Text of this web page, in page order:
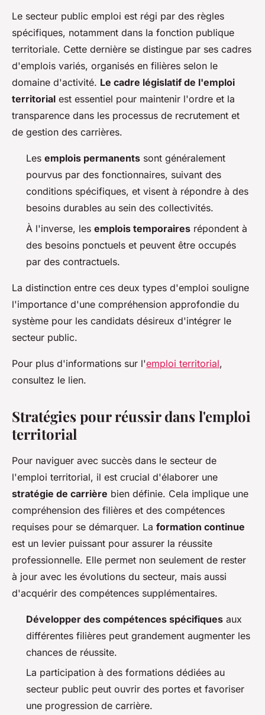
Le secteur public emploi est régi par des règles
spécifiques, notamment dans la fonction publique
territoriale. Cette dernière se distingue par ses cadres
d'emplois variés, organisés en filières selon le
domaine d'activité. Le cadre législatif de l'emploi
territorial est essentiel pour maintenir l'ordre et la
transparence dans les processus de recrutement et
de gestion des carrières.
Les emplois permanents sont généralement
pourvus par des fonctionnaires, suivant des
conditions spécifiques, et visent à répondre à des
besoins durables au sein des collectivités.
À l'inverse, les emplois temporaires répondent à
des besoins ponctuels et peuvent être occupés
par des contractuels.
La distinction entre ces deux types d'emploi souligne
l'importance d'une compréhension approfondie du
système pour les candidats désireux d'intégrer le
secteur public.
Pour plus d'informations sur l'emploi territorial,
consultez le lien.
Stratégies pour réussir dans l'emploi
territorial
Pour naviguer avec succès dans le secteur de
l'emploi territorial, il est crucial d'élaborer une
stratégie de carrière bien définie. Cela implique une
compréhension des filières et des compétences
requises pour se démarquer. La formation continue
est un levier puissant pour assurer la réussite
professionnelle. Elle permet non seulement de rester
à jour avec les évolutions du secteur, mais aussi
d'acquérir des compétences supplémentaires.
Développer des compétences spécifiques aux
différentes filières peut grandement augmenter les
chances de réussite.
La participation à des formations dédiées au
secteur public peut ouvrir des portes et favoriser
une progression de carrière.